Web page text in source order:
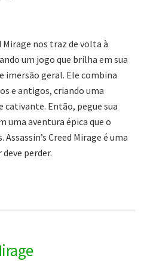
Mirage nos traz de volta à
um jogo que brilha em sua
imersão geral. Ele combina
e antigos, criando uma
cativante. Então, pegue sua
uma aventura épica que o
Creed Mirage é uma
perder.